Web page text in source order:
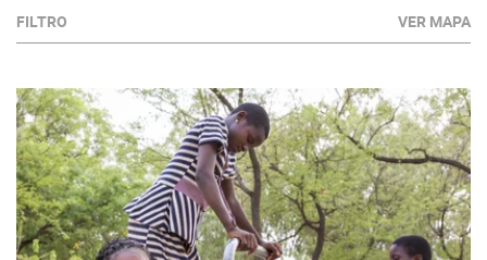
FILTRO VER MAPA